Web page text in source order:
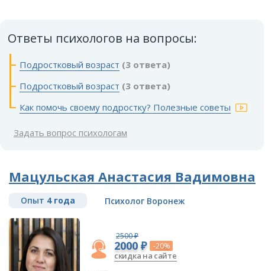
Ответы психологов на вопросы:
Подростковый возраст (3 ответа)
Подростковый возраст (3 ответа)
Как помочь своему подростку? Полезные советы
Задать вопрос психологам
Мацульская Анастасия Вадимовна
Опыт 4 года Психолог Воронеж
2500 ₽
2000 ₽ -20%
скидка на сайте